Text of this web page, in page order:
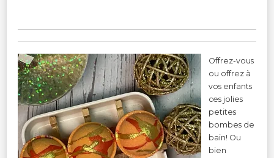
Offrez-vous
ou offrez à
vos enfants
ces jolies
petites
bombes de
bain! Ou
bien